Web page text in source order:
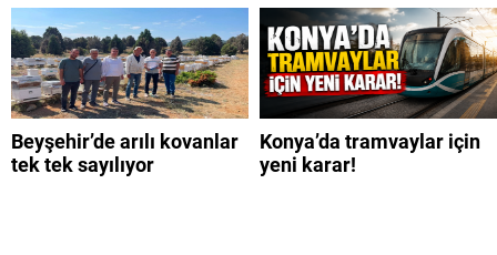
Beyşehir’de arılı kovanlar
tek tek sayılıyor
Konya’da tramvaylar için
yeni karar!